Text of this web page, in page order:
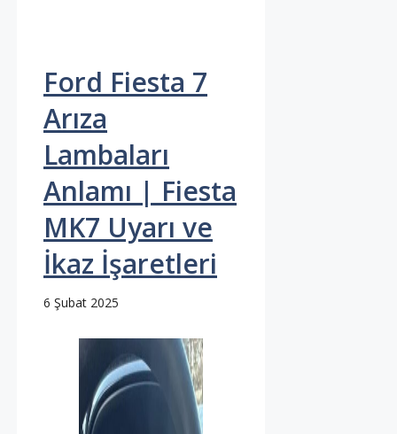
Ford Fiesta 7
Arıza
Lambaları
Anlamı | Fiesta
MK7 Uyarı ve
İkaz İşaretleri
6 Şubat 2025